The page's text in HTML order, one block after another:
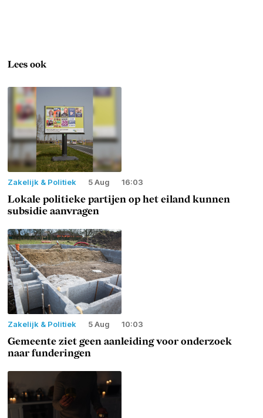
Lees ook
Zakelijk & Politiek 5 Aug 16:03
Lokale politieke partijen op het eiland kunnen
subsidie aanvragen
Zakelijk & Politiek 5 Aug 10:03
Gemeente ziet geen aanleiding voor onderzoek
naar funderingen